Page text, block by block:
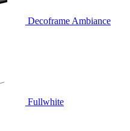
Decoframe Ambiance
Fullwhite